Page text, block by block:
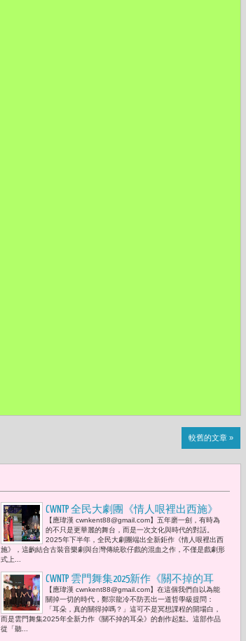
較舊的文章 »
CWNTP 全民大劇團《情人哏裡出西施》
孫翠鳳與陳昭婷母女檔首度同台搖身一
變l「絕命情侶檔」
【應瑋漢 cwnkent88@gmail.com】五年磨一劍，有時為
的不只是更華麗的舞台，而是一次文化與時代的對話。
2025年下半年，全民大劇團端出全新鉅作《情人哏裡出西
施》，這齣結合古裝音樂劇與台灣傳統歌仔戲的混血之作，不僅是戲劇形
式上...
CWNTP 雲門舞集2025新作《關不掉的耳
朵》 首演 鄭宗龍打開耳朵的劇場：
「聲音是一種無法停止的感官經驗，它
持續滲入、引發感受，甚至改變身體的
【應瑋漢 cwnkent88@gmail.com】在這個我們自以為能
關掉一切的時代，鄭宗龍冷不防丟出一道哲學級提問：
「耳朵，真的關得掉嗎？」這可不是冥想課程的開場白，
而是雲門舞集2025年全新力作《關不掉的耳朵》的創作起點。這部作品
從「聽...